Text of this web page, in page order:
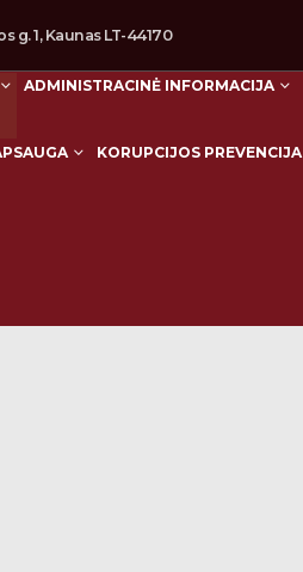
g. 1, Kaunas LT-44170
ADMINISTRACINĖ INFORMACIJA
KORUPCIJOS PREVENCIJA